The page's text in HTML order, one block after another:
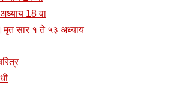
18 वा
सार १ ते ५३ अध्याय